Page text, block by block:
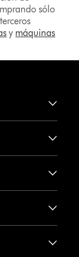
sólo
y máquinas